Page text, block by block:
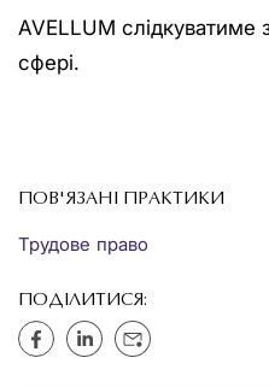
AVELLUM слідкуватиме
сфері.
ПОВ'ЯЗАНІ ПРАКТИКИ
Трудове право
ПОДІЛИТИСЯ: